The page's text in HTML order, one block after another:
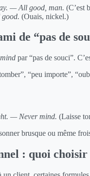
— All good, man. (C’est
(Ouais, nickel.)
de “pas de
par “pas de souci”.
“peu importe”,
— Never mind. (Laisse
brusque ou même
: quoi choisir